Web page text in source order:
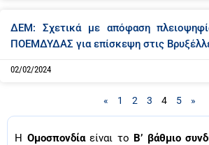
ΔΕΜ: Σχετικά με απόφαση
ΠΟΕΜΔΥΔΑΣ για επίσκεψη στις
02/02/2024
« 1 2 3 4 5 »
Η Ομοσπονδίαείναι το Β’ βάθμιο